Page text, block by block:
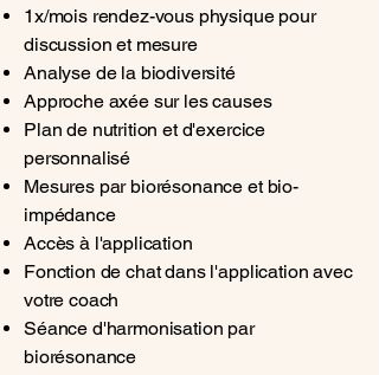
1x/mois rendez-vous physique pour
discussion et mesure
Analyse de la biodiversité
Approche axée sur les causes
Plan de nutrition et d'exercice
personnalisé
Mesures par biorésonance et bio-
impédance
Accès à l'application
Fonction de chat dans l'application avec
votre coach
Séance d'harmonisation par
biorésonance